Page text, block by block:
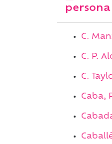
persona
C.
C. P.
C.
Caba,